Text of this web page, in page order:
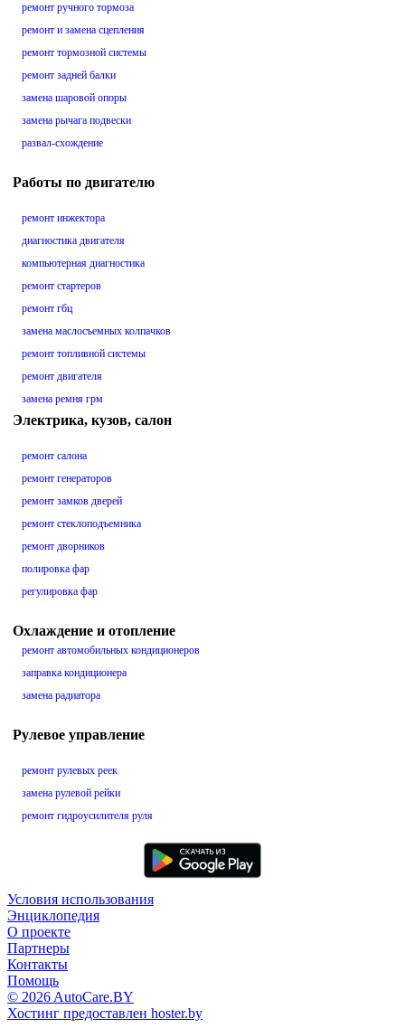
ремонт ручного тормоза
ремонт и замена сцепления
ремонт тормозной системы
ремонт задней балки
замена шаровой опоры
замена рычага подвески
развал-схождение
Работы по двигателю
ремонт инжектора
диагностика двигателя
компьютерная диагностика
ремонт стартеров
ремонт гбц
замена маслосъемных колпачков
ремонт топливной системы
ремонт двигателя
замена ремня грм
Электрика, кузов, салон
ремонт салона
ремонт генераторов
ремонт замков дверей
ремонт стеклоподъемника
ремонт дворников
полировка фар
регулировка фар
Охлаждение и отопление
ремонт автомобильных кондиционеров
заправка кондиционера
замена радиатора
Рулевое управление
ремонт рулевых реек
замена рулевой рейки
ремонт гидроусилителя руля
Условия использования
Энциклопедия
О проекте
Партнеры
Контакты
Помощь
© 2026 AutoCare.BY
Хостинг предоставлен hoster.by